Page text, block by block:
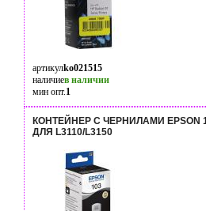
артикулko021515
наличиев наличии
мин опт.1
КОНТЕЙНЕР С ЧЕРНИЛАМИ EPSON
ДЛЯ L3110/L3150